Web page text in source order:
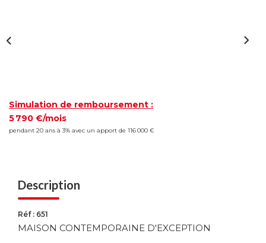
Simulation de remboursement :
5 790 €/mois
pendant 20 ans à 3% avec un apport de 116 000 €
Description
Réf : 651
MAISON CONTEMPORAINE D'EXCEPTION